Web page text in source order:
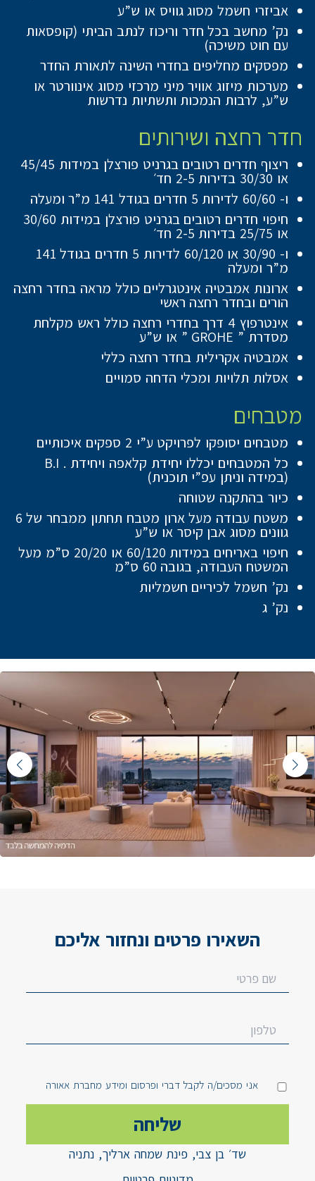
אביזרי חשמל מסוג גוויס או ש”ע
נק’ מחשב בכל חדר וריכוז לנתב הביתי (קופסאות
עם חוט משיכה)
מפסקים מחליפים בחדרי השינה לתאורת החדר
מערכות מיזוג אוויר מיני מרכזי מסוג אינוורטר או
ש”ע, לרבות הנמכות ותשתיות נדרשות
חדר רחצה ושירותים
ריצוף חדרים רטובים בגרניט פורצלן במידות 45/45
או 30/30 בדירות 2-5 חד׳
ו- 60/60 לדירות 5 חדרים בגודל 141 מ”ר ומעלה
חיפוי חדרים רטובים בגרניט פורצלן במידות 30/60
או 25/75 בדירות 2-5 חד׳
ו- 30/90 או 60/120 לדירות 5 חדרים בגודל 141
מ”ר ומעלה
ארונות אמבטיה אינטגרליים כולל מראה בחדר רחצה
הורים ובחדר רחצה ראשי
אינטרפוץ 4 דרך בחדרי רחצה כולל ראש מקלחת
מסדרת ” GROHE ” או ש”ע
אמבטיה אקרילית בחדר רחצה כללי
אסלות תלויות ומכלי הדחה סמויים
מטבחים
מטבחים יסופקו לפרויקט ע”י 2 ספקים איכותיים
כל המטבחים יכללו יחידת קלאפה ויחידת . B.I
(במידה וניתן עפ”י תוכנית)
כיור בהתקנה שטוחה
משטח עבודה מעל ארון מטבח תחתון ממבחר של 6
גוונים מסוג אבן קיסר או ש”ע
חיפוי באריחים במידות 60/120 או 20/20 ס”מ מעל
המשטח העבודה, בגובה 60 ס”מ
נק’ חשמל לכיריים חשמליות
נק’ ג
Featured Content Slider
השאירו פרטים ונחזור אליכם
אני מסכים/ה לקבל דברי ופרסום ומידע מחברת אאורה
שד׳ בן צבי, פינת שמחה ארליך, נתניה